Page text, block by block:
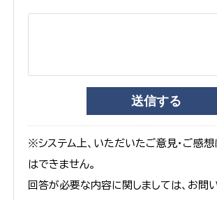
※システム上、いただいたご意見・ご感
はできません。
回答が必要な内容に関しましては、お問